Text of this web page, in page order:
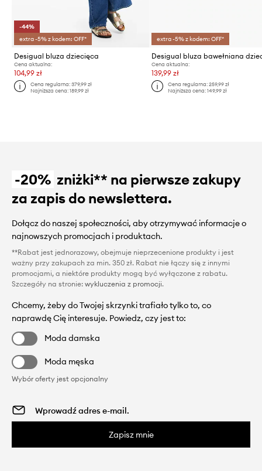
-44%
extra -5% z kodem: OFF*
Desigual bluza dziecięca
Cena aktualna:
104,99 zł
Cena regularna:379,99 zł
Najniższa cena:189,99 zł
extra -5% z kodem: OFF*
Desigual bluza bawełniana
Cena aktualna:
139,99 zł
Cena regularna: 259,99 zł
Najniższa cena: 149,99 zł
-20% zniżki** na pierwsze zakupy
za zapis do newslettera.
Dołącz do naszej społeczności, aby otrzymywać informacje o
najnowszych promocjach i produktach.
**Rabat jest jednorazowy, obejmuje nieprzecenione produkty i jest
ważny przy zakupach za min. 350 zł. Rabat nie łączy się z innymi
promocjami, a niektóre produkty mogą być wyłączone z rabatu.
Szczegóły na stronie: wykluczenia z promocji.
Chcemy, żeby do Twojej skrzynki trafiało tylko to, co
naprawdę Cię interesuje. Powiedz, czy jest to:
Moda damska
Moda męska
Wybór oferty jest opcjonalny
Zapisz mnie